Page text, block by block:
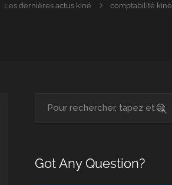
Les dernières actus kiné comptabilité kiné
Got Any Question?